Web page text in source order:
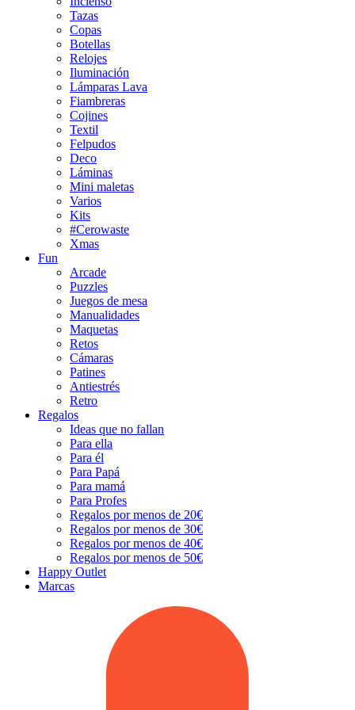
Tazas
Copas
Botellas
Relojes
Iluminación
Lámparas Lava
Fiambreras
Cojines
Textil
Felpudos
Deco
Láminas
Mini maletas
Varios
Kits
#Cerowaste
Xmas
Fun
Arcade
Puzzles
Juegos de mesa
Manualidades
Maquetas
Retos
Cámaras
Patines
Antiestrés
Retro
Regalos
Ideas que no fallan
Para ella
Para él
Para Papá
Para mamá
Para Profes
Regalos por menos de 20€
Regalos por menos de 30€
Regalos por menos de 40€
Regalos por menos de 50€
Happy Outlet
Marcas